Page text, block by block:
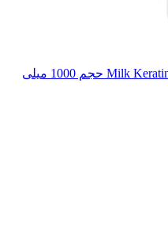
نرم کننده مو مورفوس مدل Milk Keratin حجم 1000 میلی